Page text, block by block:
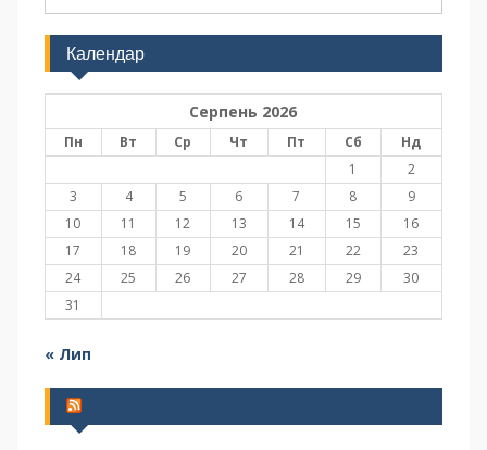
Календар
Серпень 2026
Пн Вт Ср Чт Пт Сб
Нд
1
2
3
4 5 6 7 8
9
10
11 12 13 14 15
16
17
18 19 20 21 22
23
24
25 26 27 28 29
30
31
« Лип